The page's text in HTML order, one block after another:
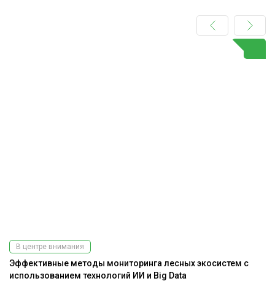
В центре внимания
Эффективные методы мониторинга лесных экосистем с
использованием технологий ИИ и Big Data